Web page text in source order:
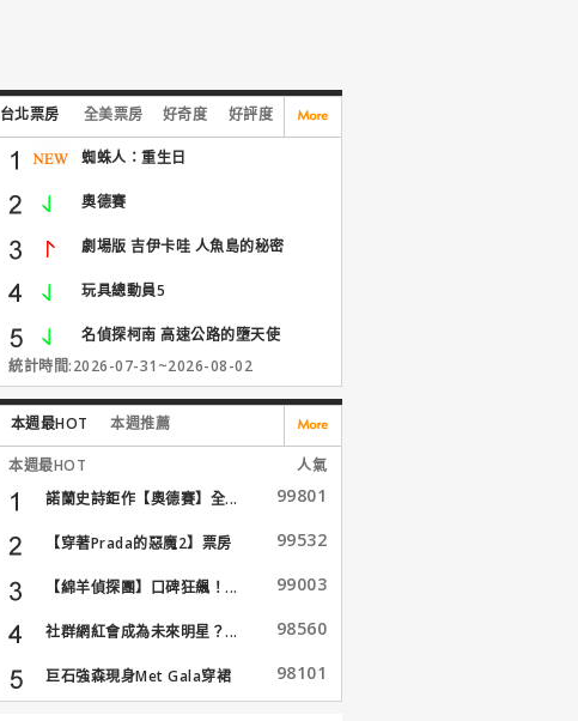
台北票房 全美票房 好奇度 好評度
蜘蛛人：重生日
奧德賽
劇場版 吉伊卡哇 人魚島的秘密
玩具總動員5
名偵探柯南 高速公路的墮天使
統計時間:2026-07-31~2026-08-02
本週最HOT 本週推薦
本週最HOT
人氣
諾蘭史詩鉅作【奧德賽】全...
99801
【穿著Prada的惡魔2】票房
99532
【綿羊偵探團】口碑狂飆！... 99003
社群網紅會成為未來明星？... 98560
巨石強森現身Met Gala穿裙
子...
98101